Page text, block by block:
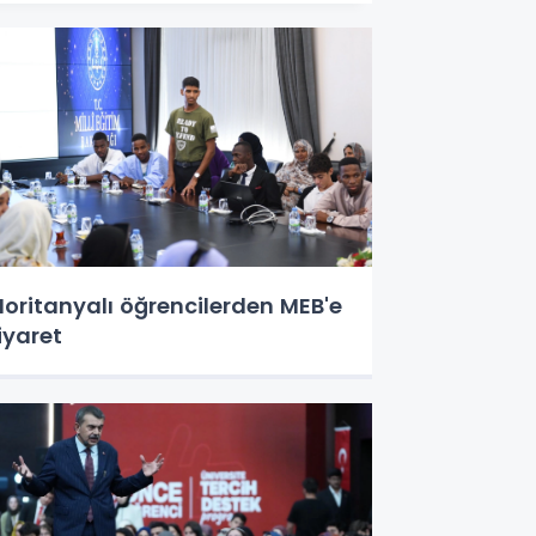
öğrencilerden MEB'e